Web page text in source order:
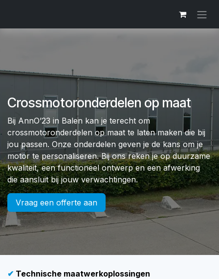
Crossmotoronderdelen op maat
Bij AnnO’23 in Balen kan je terecht om
crossmotoronderdelen op maat te laten maken die bij
jou passen. Onze onderdelen geven je de kans om je
motor te personaliseren. Bij ons reken je op duurzame
kwaliteit, een functioneel ontwerp en een afwerking
die aansluit bij jouw verwachtingen.
Vraag een offerte aan
✔ Technische maatwerkoplossingen